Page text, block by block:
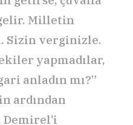
Milletin
Sizin verginizle.
yapmadılar,
anladın mı?”
ardından
Demirel’i